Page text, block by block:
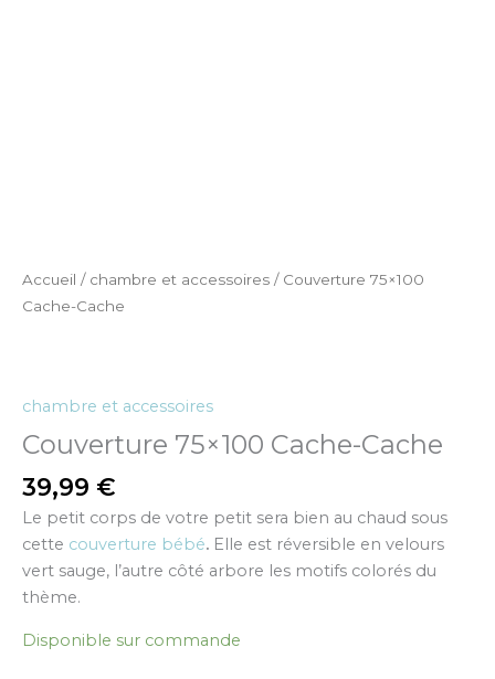
Accueil / chambre et accessoires / Couverture 75×100
Cache-Cache
chambre et accessoires
Couverture 75×100 Cache-Cache
39,99 €
Le petit corps de votre petit sera bien au chaud sous
cette couverture bébé. Elle est réversible en velours
vert sauge, l’autre côté arbore les motifs colorés du
thème.
Disponible sur commande